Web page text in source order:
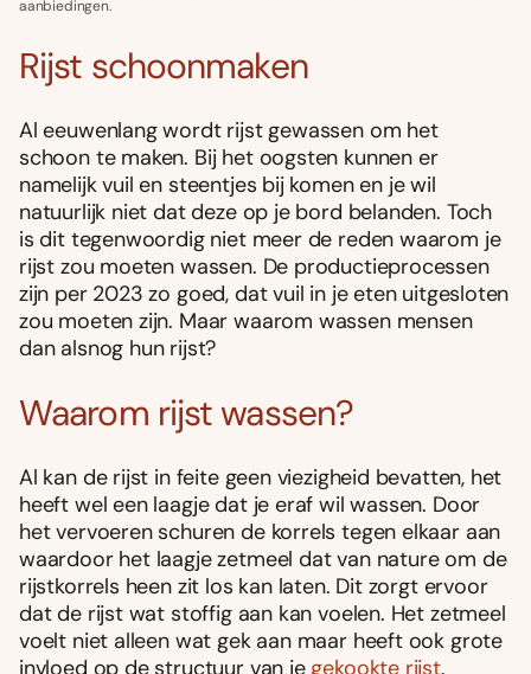
aanbiedingen.
Rijst schoonmaken
Al eeuwenlang wordt rijst gewassen om het
schoon te maken. Bij het oogsten kunnen er
namelijk vuil en steentjes bij komen en je wil
natuurlijk niet dat deze op je bord belanden. Toch
is dit tegenwoordig niet meer de reden waarom je
rijst zou moeten wassen. De productieprocessen
zijn per 2023 zo goed, dat vuil in je eten uitgesloten
zou moeten zijn. Maar waarom wassen mensen
dan alsnog hun rijst?
Waarom rijst wassen?
Al kan de rijst in feite geen viezigheid bevatten, het
heeft wel een laagje dat je eraf wil wassen. Door
het vervoeren schuren de korrels tegen elkaar aan
waardoor het laagje zetmeel dat van nature om de
rijstkorrels heen zit los kan laten. Dit zorgt ervoor
dat de rijst wat stoffig aan kan voelen. Het zetmeel
voelt niet alleen wat gek aan maar heeft ook grote
invloed op de structuur van je gekookte rijst.